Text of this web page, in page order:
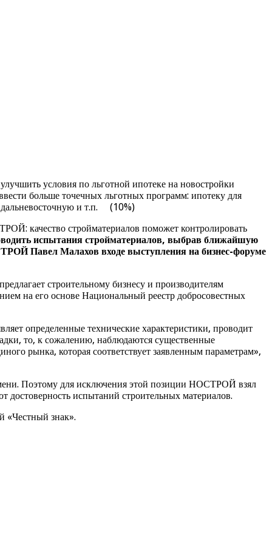
условия по льготной ипотеке на новостройки
больше точечных льготных программ: ипотеку для
и т.п. (10%)
качество стройматериалов поможет контролировать
испытания стройматериалов, выбрав ближайшую
Павел Малахов входе выступления на бизнес-форуме
строительному бизнесу и производителям
на его основе Национальный реестр добросовестных
определенные технические характеристики, проводит
то, к сожалению, наблюдаются существенные
рынка, которая соответствует заявленным параметрам»,
Поэтому для исключения этой позиции НОСТРОЙ взял
достоверность испытаний строительных материалов.
«Честный знак».